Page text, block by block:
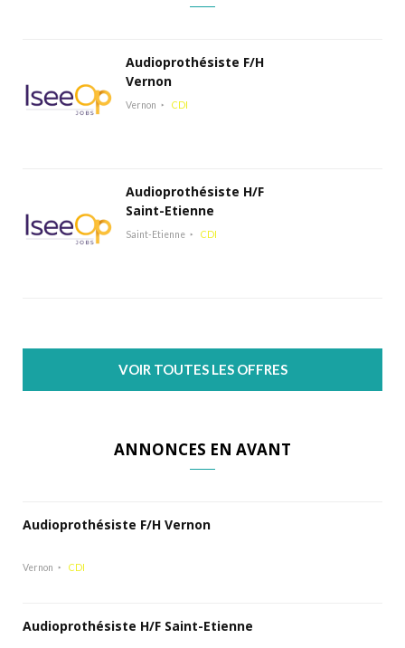
Audioprothésiste F/H
Vernon
Vernon CDI
Audioprothésiste H/F
Saint-Etienne
Saint-Etienne CDI
VOIR TOUTES LES OFFRES
ANNONCES EN AVANT
Audioprothésiste F/H Vernon
Vernon CDI
Audioprothésiste H/F Saint-Etienne